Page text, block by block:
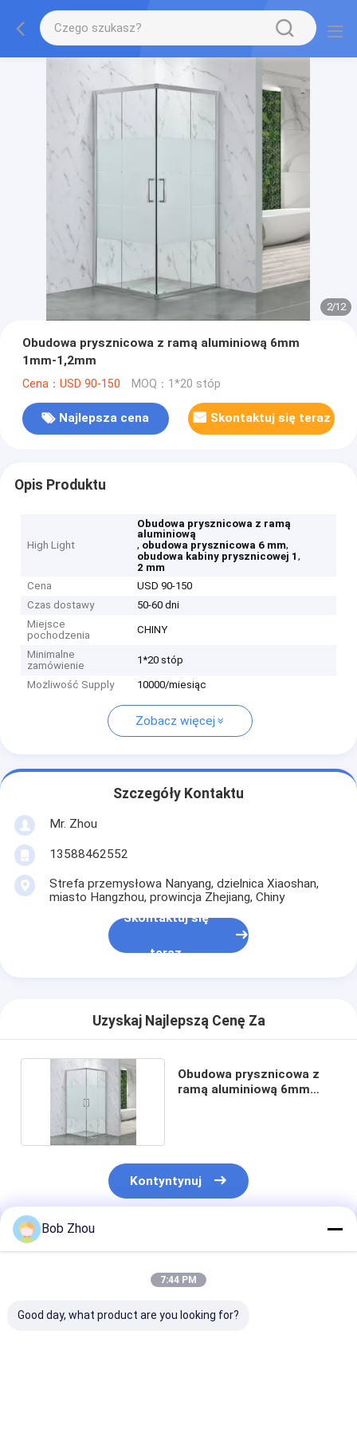
2/12
Obudowa prysznicowa z ramą aluminiową 6mm
1mm-1,2mm
Cena：USD 90-150 MOQ：1*20 stóp
Najlepsza cena Skontaktuj się teraz
Opis Produktu
High Light
Obudowa prysznicowa z ramą
aluminiową
, obudowa prysznicowa 6 mm,
obudowa kabiny prysznicowej 1,
2 mm
Cena
USD 90-150
Czas dostawy
50-60 dni
Miejsce
pochodzenia
CHINY
Minimalne
zamówienie
1*20 stóp
Możliwość Supply 10000/miesiąc
Zobacz więcej
Szczegóły Kontaktu
Mr. Zhou
13588462552
Strefa przemysłowa Nanyang, dzielnica Xiaoshan,
miasto Hangzhou, prowincja Zhejiang, Chiny
Skontaktuj się
teraz
Uzyskaj Najlepszą Cenę Za
Obudowa prysznicowa z
ramą aluminiową 6mm
Kontyntynuj
Polecane Produkty
Bob Zhou
7:44 PM
Good day, what product are you looking for?